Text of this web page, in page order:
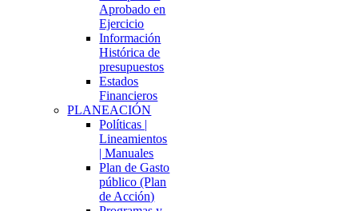
Aprobado en
Ejercicio
Información
Histórica de
presupuestos
Estados
Financieros
PLANEACIÓN
Políticas |
Lineamientos
| Manuales
Plan de Gasto
público (Plan
de Acción)